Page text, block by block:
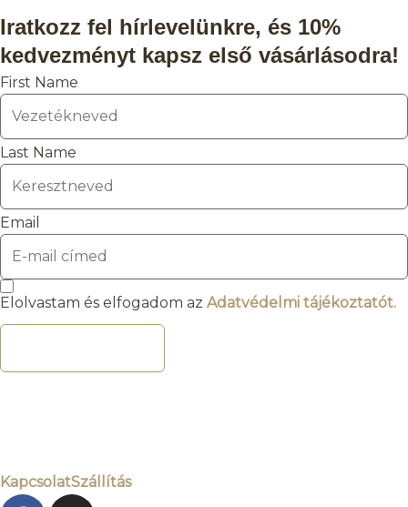
Iratkozz fel hírlevelünkre, és 10%
kedvezményt kapsz első vásárlásodra!
First Name
Last Name
Email
Elolvastam és elfogadom az Adatvédelmi tájékoztatót.
KapcsolatSzállítás